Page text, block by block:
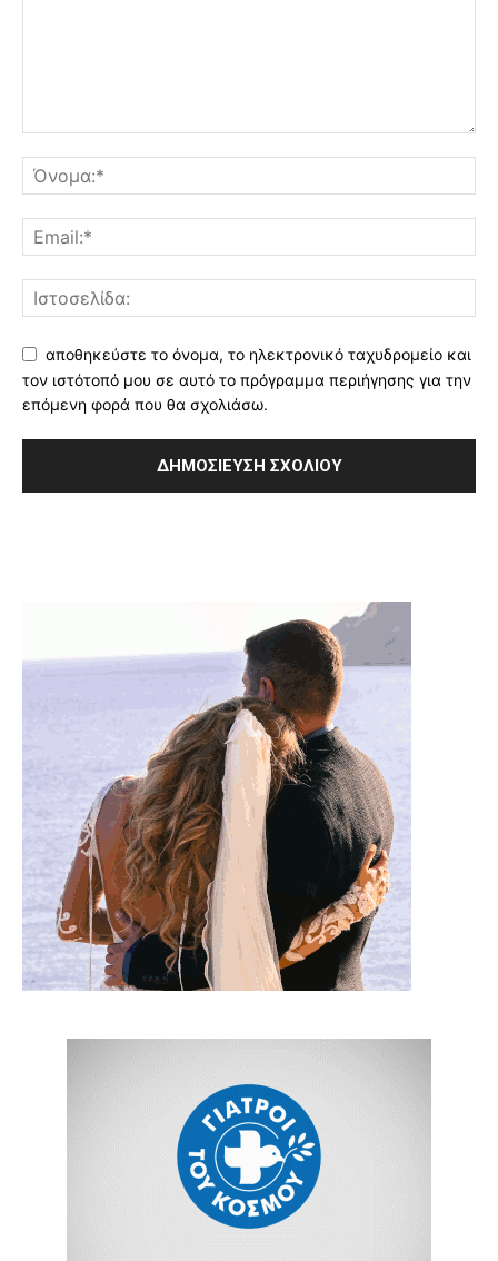
αποθηκεύστε το όνομα, το ηλεκτρονικό ταχυδρομείο και
τον ιστότοπό μου σε αυτό το πρόγραμμα περιήγησης για την
επόμενη φορά που θα σχολιάσω.